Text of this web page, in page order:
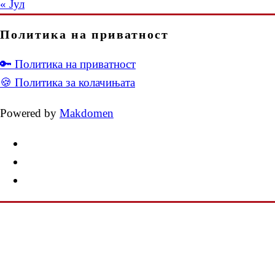
« Јул
Политика на приватност
🔑 Политика на приватност
🍪 Политика за колачињата
Powered by Makdomen